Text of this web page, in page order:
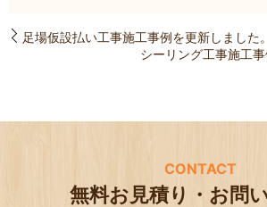
足場仮設払い工事施工事例を更新しました。
シーリング工事施工事
CONTACT
無料お見積り・お問